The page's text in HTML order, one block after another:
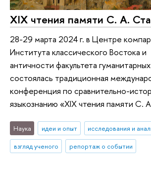
XIX чтения памяти С. А.
28-29 марта 2024 г. в Центре
Института классического Востока и
античности факультета
cостоялась традиционная
конференция по сравнительно-
языкознанию «XIX чтения памяти С.
Наука идеи и опыт
исследования и
взгляд ученого
репортаж о событии